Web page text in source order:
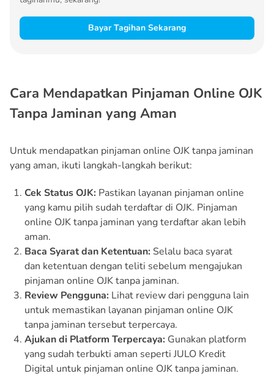
Bayar Tagihan Sekarang
Cara Mendapatkan Pinjaman Online OJK
Tanpa Jaminan yang Aman
Untuk mendapatkan pinjaman online OJK tanpa jaminan
yang aman, ikuti langkah-langkah berikut:
Cek Status OJK: Pastikan layanan pinjaman online
yang kamu pilih sudah terdaftar di OJK. Pinjaman
online OJK tanpa jaminan yang terdaftar akan lebih
aman.
Baca Syarat dan Ketentuan: Selalu baca syarat
dan ketentuan dengan teliti sebelum mengajukan
pinjaman online OJK tanpa jaminan.
Review Pengguna: Lihat review dari pengguna lain
untuk memastikan layanan pinjaman online OJK
tanpa jaminan tersebut terpercaya.
Ajukan di Platform Terpercaya: Gunakan platform
yang sudah terbukti aman seperti JULO Kredit
Digital untuk pinjaman online OJK tanpa jaminan.